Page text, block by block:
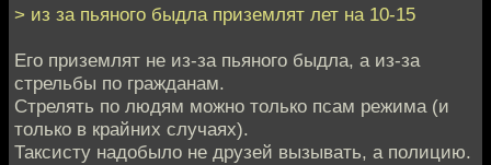
> из за пьяного быдла приземлят лет на 10-15
Его приземлят не из-за пьяного быдла, а из-за
стрельбы по гражданам.
Стрелять по людям можно только псам режима (и
только в крайних случаях).
Таксисту надобыло не друзей вызывать, а полицию.